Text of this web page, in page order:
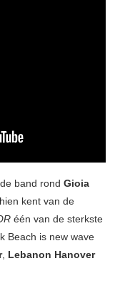
, de band rond Gioia
kent van de
één van de sterkste
Beach is new wave
, Lebanon Hanover